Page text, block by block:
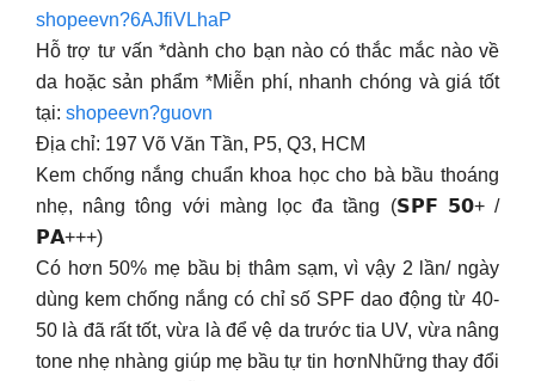
shopeevn?6AJfiVLhaP
Hỗ trợ tư vấn *dành cho bạn nào có thắc mắc nào về
da hoặc sản phẩm *Miễn phí, nhanh chóng và giá tốt
tại: shopeevn?guovn
Địa chỉ: 197 Võ Văn Tần, P5, Q3, HCM
Kem chống nắng chuẩn khoa học cho bà bầu thoáng
nhẹ, nâng tông với màng lọc đa tầng (𝗦𝗣𝗙 𝟱𝟬+ /
𝗣𝗔+++)
Có hơn 50% mẹ bầu bị thâm sạm, vì vậy 2 lần/ ngày
dùng kem chống nắng có chỉ số SPF dao động từ 40-
50 là đã rất tốt, vừa là để vệ da trước tia UV, vừa nâng
tone nhẹ nhàng giúp mẹ bầu tự tin hơnNhững thay đổi